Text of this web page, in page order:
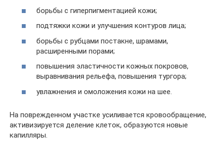
борьбы с гиперпигментацией кожи;
подтяжки кожи и улучшения контуров лица;
борьбы с рубцами постакне, шрамами,
расширенными порами;
повышения эластичности кожных покровов,
выравнивания рельефа, повышения тургора;
увлажнения и омоложения кожи на шее.
На поврежденном участке усиливается кровообращение,
активизируется деление клеток, образуются новые
капилляры.